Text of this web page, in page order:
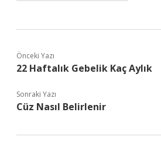
Önceki Yazı
22 Haftalık Gebelik Kaç Aylık
Sonraki Yazı
Cüz Nasıl Belirlenir